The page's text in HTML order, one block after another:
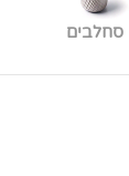
סחלבים